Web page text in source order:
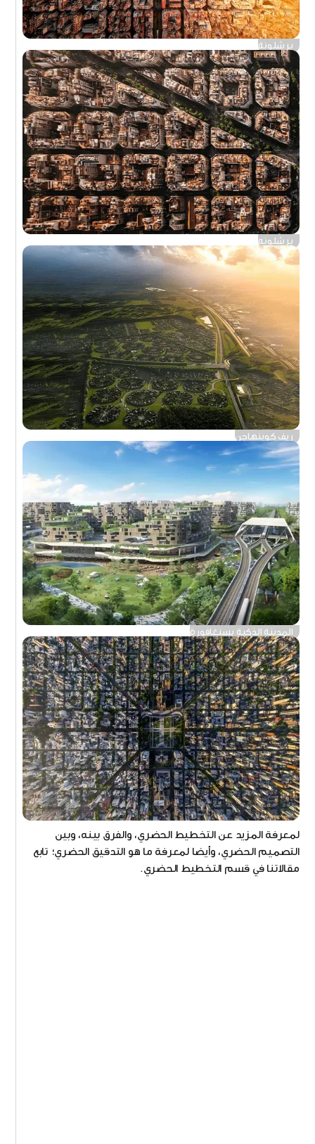
برشلونة
برشلونه
ريف كوبنهاجن
المدينة الذكية بسنغافورة
لمعرفة المزيد عن التخطيط الحضري، والفرق بينه، وبين
التصميم الحضري، وأيضا لمعرفة ما هو التدقيق الحضري؛ تابع
مقالاتنا في قسم التخطيط الحضري.